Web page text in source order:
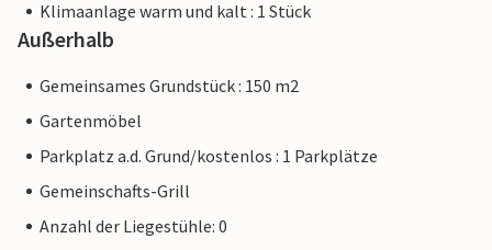
Klimaanlage warm und kalt : 1 Stück
Außerhalb
Gemeinsames Grundstück : 150 m2
Gartenmöbel
Parkplatz a.d. Grund/kostenlos : 1 Parkplätze
Gemeinschafts-Grill
Anzahl der Liegestühle: 0